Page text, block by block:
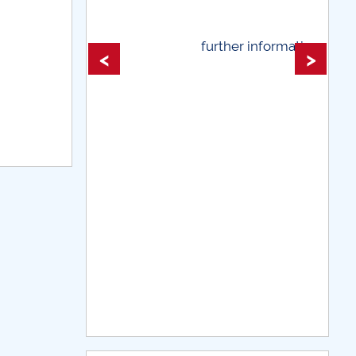
further information...
< >